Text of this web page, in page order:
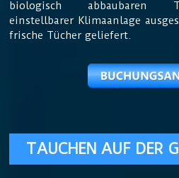
biologisch abbaubaren
einstellbarer Klimaanlage
frische Tücher geliefert.
TAUCHEN AUF DER